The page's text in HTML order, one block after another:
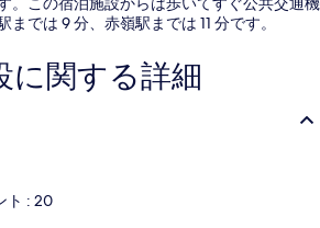
では 9 分、赤嶺駅までは 11 分です。
に関する詳細
ト : 20